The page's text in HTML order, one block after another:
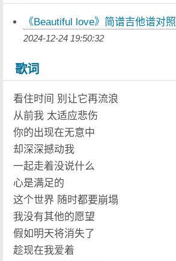
《Beautiful love》简谱吉他谱对照
2024-12-24 19:50:32
歌词
看住时间 别让它再流浪
从前我 太适应悲伤
你的出现在无意中
却深深撼动我
一起走着没说什么
心是满足的
这个世界 随时都要崩塌
我没有其他的愿望
假如明天将消失了
趁现在我爱着